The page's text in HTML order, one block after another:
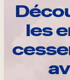
les